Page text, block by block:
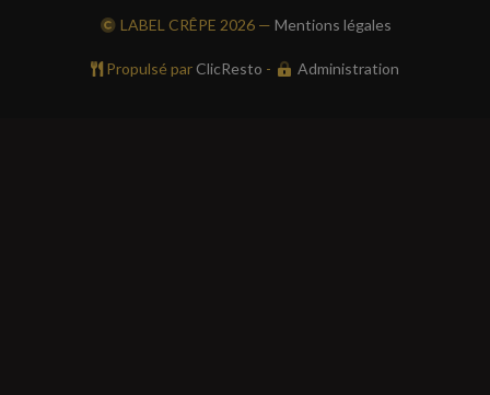
LABEL CRÊPE 2026 —Mentions légales
Propulsé par ClicResto - Administration